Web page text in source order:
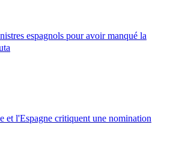
espagnols pour avoir manqué la
l'Espagne critiquent une nomination